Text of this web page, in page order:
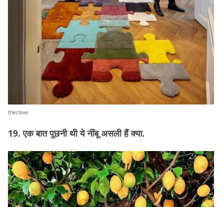
thechive
19. एक बात पूछनी थी ये नींबू असली हैं क्या.